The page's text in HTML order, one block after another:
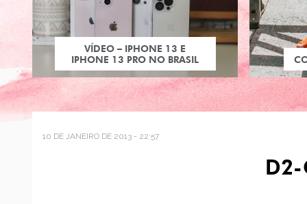
VÍDEO – IPHONE 13 E
IPHONE 13 PRO NO BRASIL
10 DE JANEIRO DE 2013 - 22:57
D2-